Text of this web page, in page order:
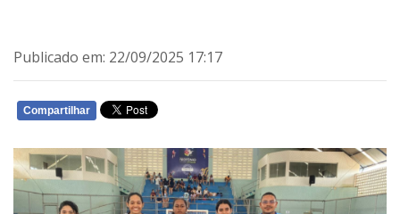
Publicado em: 22/09/2025 17:17
Compartilhar